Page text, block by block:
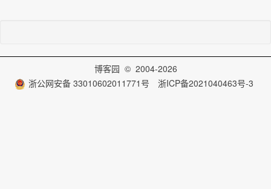
博客园 © 2004-2026
浙公网安备 33010602011771号
浙ICP备2021040463号-3